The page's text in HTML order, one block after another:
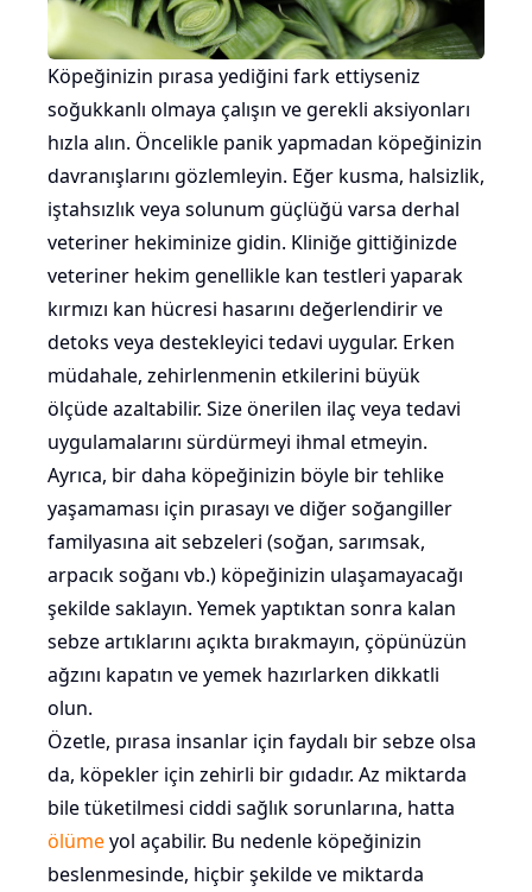
Köpeğinizin pırasa yediğini fark ettiyseniz
soğukkanlı olmaya çalışın ve gerekli aksiyonları
hızla alın. Öncelikle panik yapmadan köpeğinizin
davranışlarını gözlemleyin. Eğer kusma, halsizlik,
iştahsızlık veya solunum güçlüğü varsa derhal
veteriner hekiminize gidin. Kliniğe gittiğinizde
veteriner hekim genellikle kan testleri yaparak
kırmızı kan hücresi hasarını değerlendirir ve
detoks veya destekleyici tedavi uygular. Erken
müdahale, zehirlenmenin etkilerini büyük
ölçüde azaltabilir. Size önerilen ilaç veya tedavi
uygulamalarını sürdürmeyi ihmal etmeyin.
Ayrıca, bir daha köpeğinizin böyle bir tehlike
yaşamaması için pırasayı ve diğer soğangiller
familyasına ait sebzeleri (soğan, sarımsak,
arpacık soğanı vb.) köpeğinizin ulaşamayacağı
şekilde saklayın. Yemek yaptıktan sonra kalan
sebze artıklarını açıkta bırakmayın, çöpünüzün
ağzını kapatın ve yemek hazırlarken dikkatli
olun.
Özetle, pırasa insanlar için faydalı bir sebze olsa
da, köpekler için zehirli bir gıdadır. Az miktarda
bile tüketilmesi ciddi sağlık sorunlarına, hatta
ölümeyol açabilir. Bu nedenle köpeğinizin
beslenmesinde, hiçbir şekilde ve miktarda